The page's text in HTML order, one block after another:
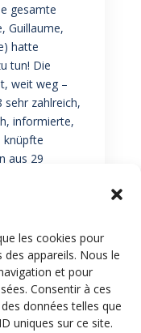
les cookies pour
appareils. Nous le
et pour
Consentir à ces
données telles que
uniques sur ce site.
gesamte
Guillaume,
hatte
tun! Die
weit weg –
sehr zahlreich,
informierte,
knüpfte
aus 29